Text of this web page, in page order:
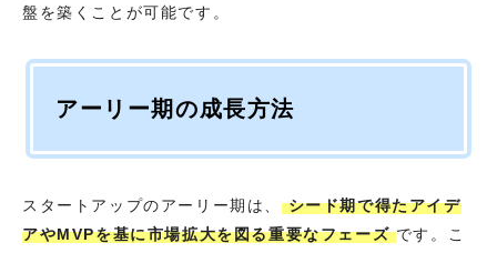
盤を築くことが可能です。
アーリー期の成長方法
スタートアップのアーリー期は、 シード期で得たアイデ
アやMVPを基に市場拡大を図る重要なフェーズです。こ